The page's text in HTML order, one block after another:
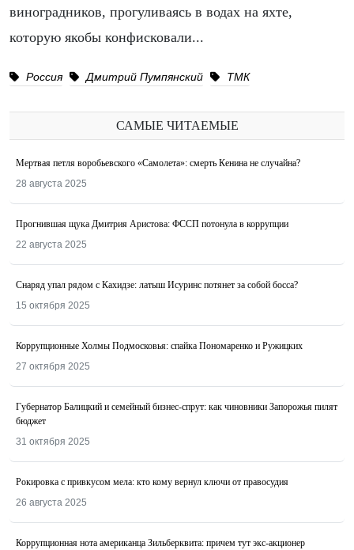
виноградников, прогуливаясь в водах на яхте,
которую якобы конфисковали...
Россия Дмитрий Пумпянский ТМК
САМЫЕ ЧИТАЕМЫЕ
Мертвая петля воробьевского «Самолета»: смерть Кенина не случайна?
28 августа 2025
Прогнившая щука Дмитрия Аристова: ФССП потонула в коррупции
22 августа 2025
Снаряд упал рядом с Кахидзе: латыш Исуринс потянет за собой босса?
15 октября 2025
Коррупционные Холмы Подмосковья: спайка Пономаренко и Ружицких
27 октября 2025
Губернатор Балицкий и семейный бизнес-спрут: как чиновники Запорожья пилят
бюджет
31 октября 2025
Рокировка с привкусом мела: кто кому вернул ключи от правосудия
26 августа 2025
Коррупционная нота американца Зильберквита: причем тут экс-акционер